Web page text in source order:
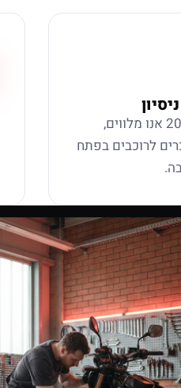
מאז שנת 2000 אנו מלווים,
לרוכבים בפתח